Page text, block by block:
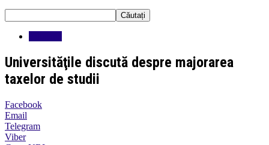
Universităţile discută despre majorarea
taxelor de studii
Facebook
Email
Telegram
Viber